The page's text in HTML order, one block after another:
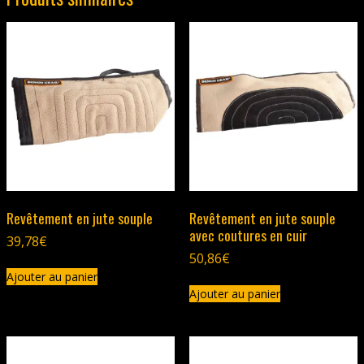
Revêtement en jute souple
39,78€
Ajouter au panier
Revêtement en jute souple
avec coutures en cuir
50,86€
Ajouter au panier